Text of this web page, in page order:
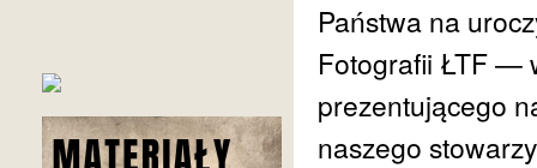
Państwa na
Fotografii ŁTF —
prezentującego
naszego